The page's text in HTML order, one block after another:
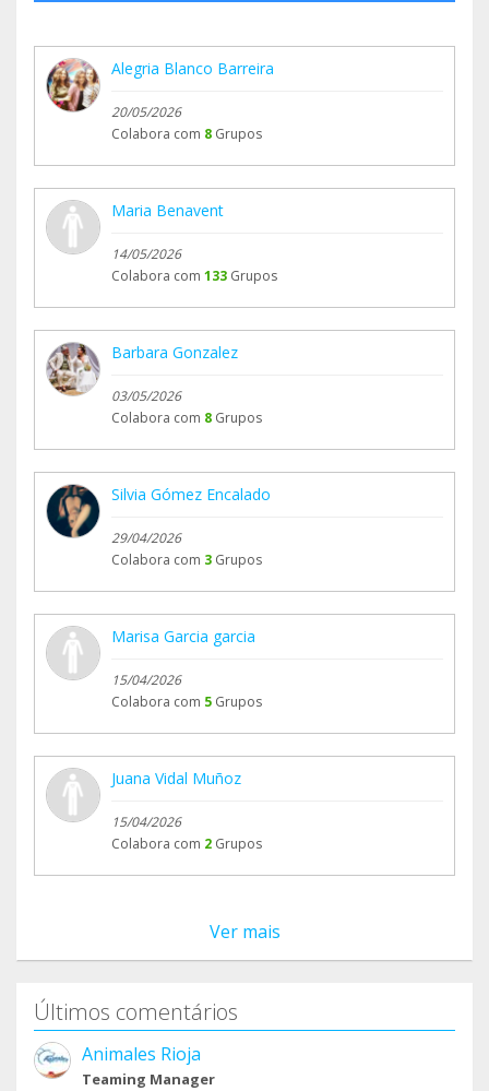
-La Caixa: ES46 2100 2374 1002 0011 1451
O si lo prefieres puedes hacerte voluntario y
ayudarnos directamente, escribiéndonos a:
www.animalesrioja.es/hazte-voluntario
Alegria Blanco Barreira
20/05/2026
Colabora com 8 Grupos
Maria Benavent
14/05/2026
Colabora com 133 Grupos
Barbara Gonzalez
03/05/2026
Colabora com 8 Grupos
Silvia Gómez Encalado
29/04/2026
Colabora com 3 Grupos
Marisa Garcia garcia
15/04/2026
Colabora com 5 Grupos
Juana Vidal Muñoz
15/04/2026
Colabora com 2 Grupos
Ver mais
Últimos comentários
Animales Rioja
Teaming Manager